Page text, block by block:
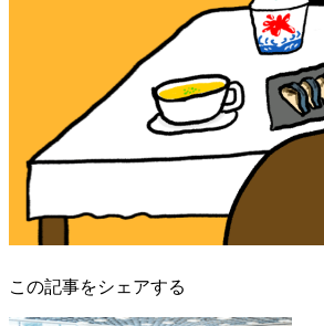
この記事をシェアする